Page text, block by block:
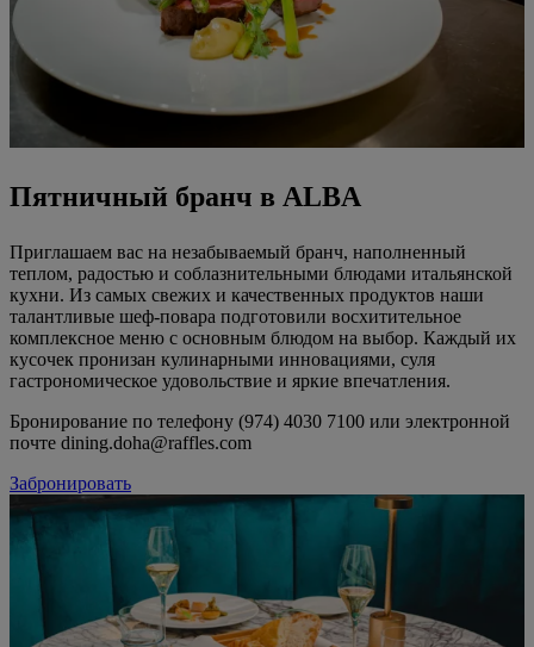
Пятничный бранч в ALBA
Приглашаем вас на незабываемый бранч, наполненный
теплом, радостью и соблазнительными блюдами итальянской
кухни. Из самых свежих и качественных продуктов наши
талантливые шеф-повара подготовили восхитительное
комплексное меню с основным блюдом на выбор. Каждый их
кусочек пронизан кулинарными инновациями, суля
гастрономическое удовольствие и яркие впечатления.
Бронирование по телефону (974) 4030 7100 или электронной
почте dining.doha@raffles.com
Забронировать